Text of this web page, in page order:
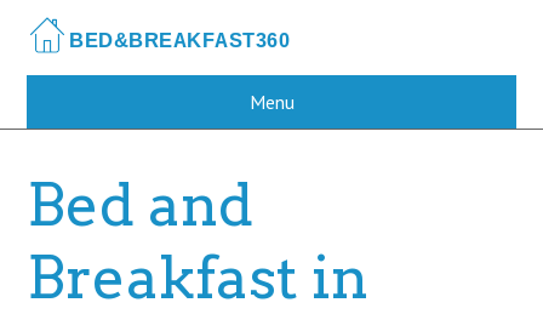
main
Menu
Bed and
Breakfast in